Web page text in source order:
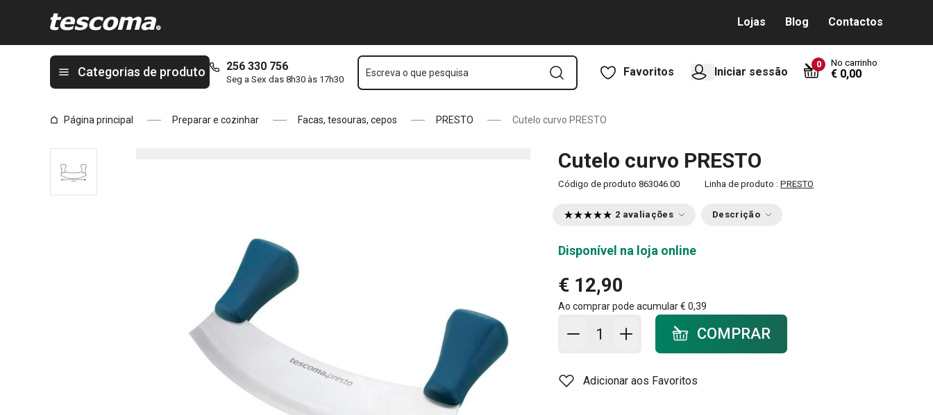
Lojas Blog Contactos
Categorias de produto 256 330 756
Seg a Sex das 8h30 às 17h30
Escreva o que pesquisa Favoritos Iniciar sessão
0 No carrinho
€ 0,00
Página principal Preparar e cozinhar Facas, tesouras, cepos PRESTO Cutelo curvo PRESTO
Cutelo curvo PRESTO
Código de produto 863046.00 Linha de produto : PRESTO
2 avaliações Descrição
Disponível na loja online
€ 12,90
Ao comprar pode acumular€ 0,39
Adicionar ao carrinho - quantidade
COMPRAR
Adicionar aos Favoritos